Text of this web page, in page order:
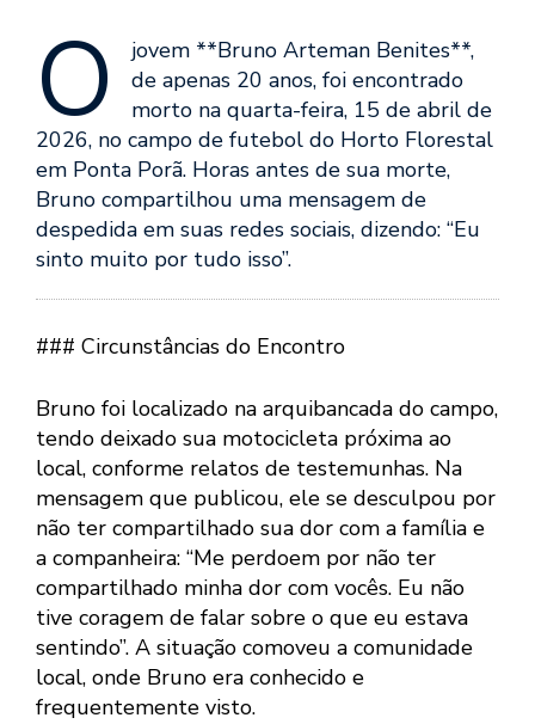
O
jovem **Bruno Arteman Benites**,
de apenas 20 anos, foi encontrado
morto na quarta-feira, 15 de abril de
2026, no campo de futebol do Horto Florestal
em Ponta Porã. Horas antes de sua morte,
Bruno compartilhou uma mensagem de
despedida em suas redes sociais, dizendo: “Eu
sinto muito por tudo isso”.
### Circunstâncias do Encontro
Bruno foi localizado na arquibancada do campo,
tendo deixado sua motocicleta próxima ao
local, conforme relatos de testemunhas. Na
mensagem que publicou, ele se desculpou por
não ter compartilhado sua dor com a família e
a companheira: “Me perdoem por não ter
compartilhado minha dor com vocês. Eu não
tive coragem de falar sobre o que eu estava
sentindo”. A situação comoveu a comunidade
local, onde Bruno era conhecido e
frequentemente visto.